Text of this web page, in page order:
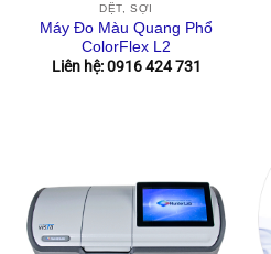
DỆT, SỢI
Máy Đo Màu Quang Phổ
ColorFlex L2
Liên hệ: 0916 424 731